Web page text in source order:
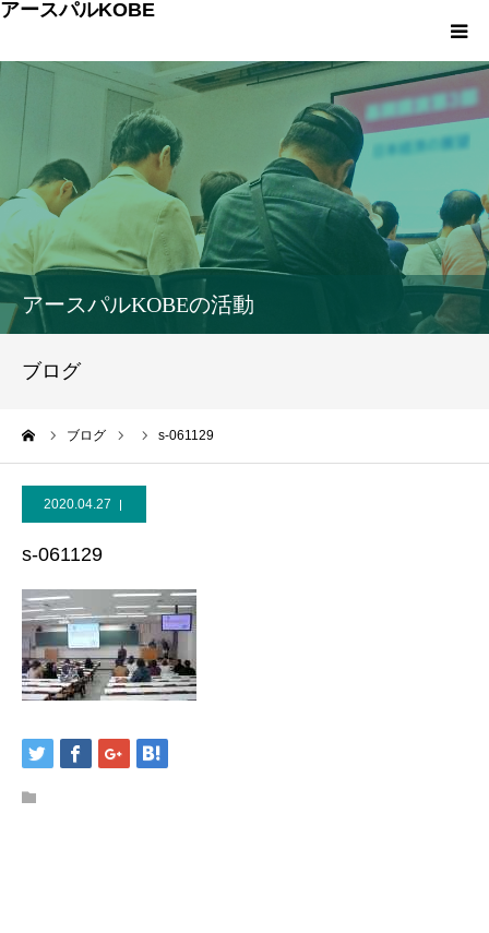
アースパルKOBE
アースパルKOBEの活動
ブログ
ブログ s-061129
2020.04.27
s-061129
アースパルKOBEとは
こうべエコちゃれゼミ
各種申込・お問合せ